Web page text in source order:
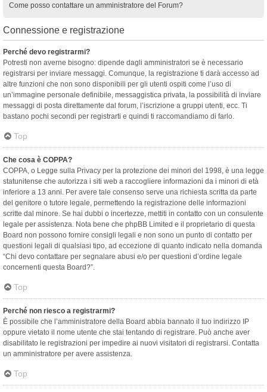
Come posso contattare un amministratore del Forum?
Connessione e registrazione
Perché devo registrarmi?
Potresti non averne bisogno: dipende dagli amministratori se è necessario
registrarsi per inviare messaggi. Comunque, la registrazione ti darà accesso ad
altre funzioni che non sono disponibili per gli utenti ospiti come l’uso di
un’immagine personale definibile, messaggistica privata, la possibilità di inviare
messaggi di posta direttamente dal forum, l’iscrizione a gruppi utenti, ecc. Ti
bastano pochi secondi per registrarti e quindi ti raccomandiamo di farlo.
Top
Che cosa è COPPA?
COPPA, o Legge sulla Privacy per la protezione dei minori del 1998, è una legge
statunitense che autorizza i siti web a raccogliere informazioni da i minori di età
inferiore a 13 anni. Per avere tale consenso serve una richiesta scritta da parte
del genitore o tutore legale, permettendo la registrazione delle informazioni
scritte dal minore. Se hai dubbi o incertezze, mettiti in contatto con un consulente
legale per assistenza. Nota bene che phpBB Limited e il proprietario di questa
Board non possono fornire consigli legali e non sono un punto di contatto per
questioni legali di qualsiasi tipo, ad eccezione di quanto indicato nella domanda
“Chi devo contattare per segnalare abusi e/o per questioni d’ordine legale
concernenti questa Board?”.
Top
Perché non riesco a registrarmi?
È possibile che l’amministratore della Board abbia bannato il tuo indirizzo IP
oppure vietato il nome utente che stai tentando di registrare. Può anche aver
disabilitato le registrazioni per impedire ai nuovi visitatori di registrarsi. Contatta
un amministratore per avere assistenza.
Top